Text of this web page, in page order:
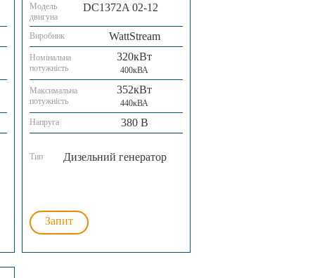
Модель
двигуна
DC1372A 02-12
Виробник WattStream
Номінальна
потужність
320кВт
400кВА
Максимальна
потужність
352кВт
440кВА
Напруга
380 В
Тип Дизельний генератор
Запит